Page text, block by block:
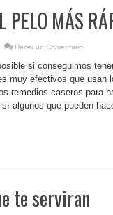
PELO MÁS
Hacer un Comentario
si conseguimos
muy efectivos que usan
remedios caseros para
algunos que pueden
te serviran